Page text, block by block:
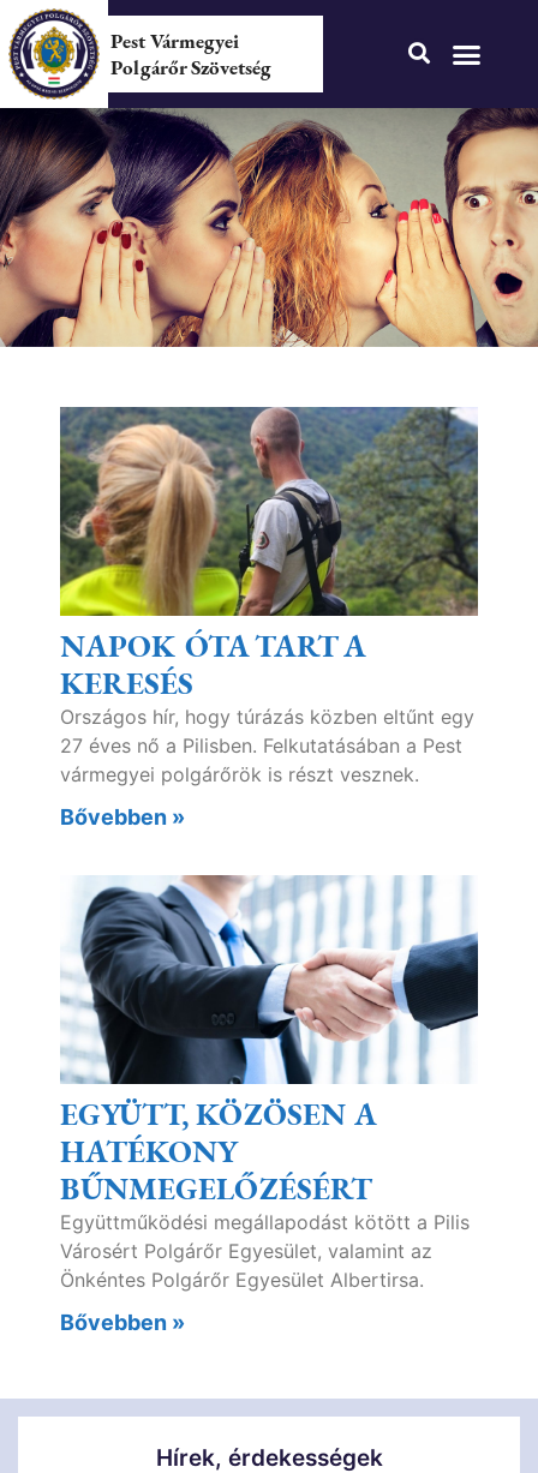
Pest Vármegyei
Polgárőr Szövetség
NAPOK ÓTA TART A
KERESÉS
Országos hír, hogy túrázás közben eltűnt egy
27 éves nő a Pilisben. Felkutatásában a Pest
vármegyei polgárőrök is részt vesznek.
Bővebben »
EGYÜTT, KÖZÖSEN A
HATÉKONY
BŰNMEGELŐZÉSÉRT
Együttműködési megállapodást kötött a Pilis
Városért Polgárőr Egyesület, valamint az
Önkéntes Polgárőr Egyesület Albertirsa.
Bővebben »
Hírek, érdekességek